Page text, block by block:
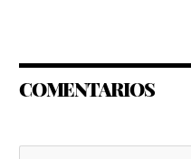
COMENTARIOS